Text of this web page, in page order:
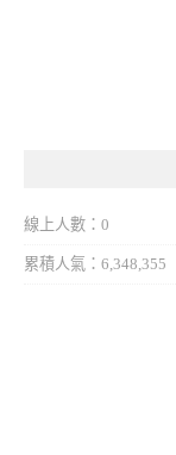
線上人數：0
累積人氣：6,348,355